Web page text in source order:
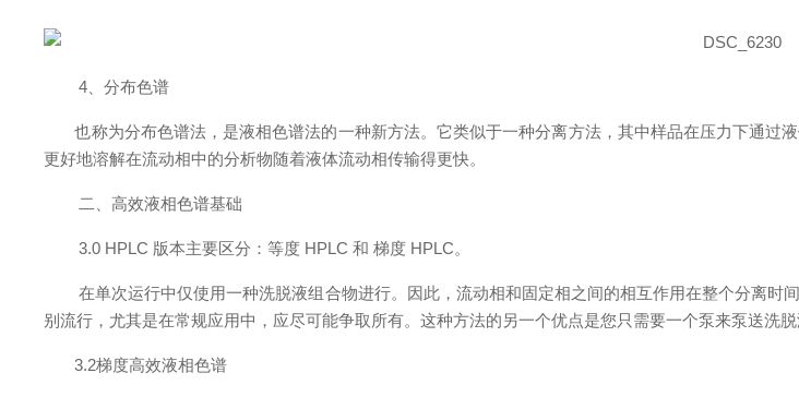
4、分布色谱
也称为分布色谱法，是液相色谱法的一种新方法。它类似于一种分离方法，其中样品在压力下通过
更好地溶解在流动相中的分析物随着液体流动相传输得更快。
二、高效液相色谱基础
3.0 HPLC 版本主要区分：等度 HPLC 和 梯度 HPLC。
在单次运行中仅使用一种洗脱液组合物进行。因此，流动相和固定相之间的相互作用在整个分离时
别流行，尤其是在常规应用中，应尽可能争取所有。这种方法的另一个优点是您只需要一个泵来泵送洗脱
3.2梯度高效液相色谱